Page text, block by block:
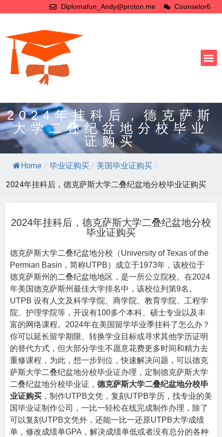
Diplomafun_Andy@proton.me Counselor6
2024年挂科后，德克萨斯
大学二叠纪盆地分校毕业
证购买
Home / 毕业证购买 / 美国毕业证购买 /
2024年挂科后，德克萨斯大学二叠纪盆地分校毕业证购买
2024年挂科后，德克萨斯大学二叠纪盆地分校
毕业证购买
德克萨斯大学二叠纪盆地分校（University of Texas of the
Permian Basin ，简称UTPB）成立于1973年，该校位于
德克萨斯州的二叠纪盆地地区，是一所公立院校。在2024
年美国德克萨斯州最佳大学排名中，该校位列第9名 。
UTPB 设有人文及科学学院、商学院、教育学院、工程学
院、护理学院等，开设有100多个本科、硕士专业以及丰
富的网络课程。2024年在美国留学毕业季挂科了怎么办？
你可以延长留学期限、转换学业目标或寻求其他学历证明
的替代方式，但大部分学生不愿意花费更多时间和精力去
重修课程，为此，想一步到位，快速解决问题，可以德克
萨斯大学二叠纪盆地分校毕业证办理，定制德克萨斯大学
二叠纪盆地分校毕业证， 德克萨斯大学二叠纪盆地分校毕
业证购买 ，制作UTPB文凭，复刻UTPB学历，找专业的美
国毕业证制作公司，一比一轻松在线完成制作办理，除了
可以复刻UTPB文凭外，还能一比一还原UTPB大学成绩
单，修改成绩单GPA，解决成绩单低或者没有总分的各种